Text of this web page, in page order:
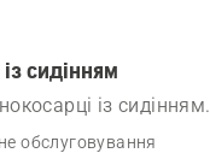
сидінням
із сидінням.
обслуговування